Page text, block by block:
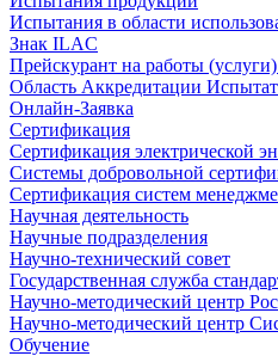
Испытания в области
Знак ILAC
Прейскурант на работы
Область Аккредитации
Онлайн-Заявка
Сертификация
Сертификация электрической
Системы добровольной
Сертификация систем
Научная деятельность
Научные подразделения
Научно-технический совет
Государственная служба
Научно-методический центр
Научно-методический центр
Обучение